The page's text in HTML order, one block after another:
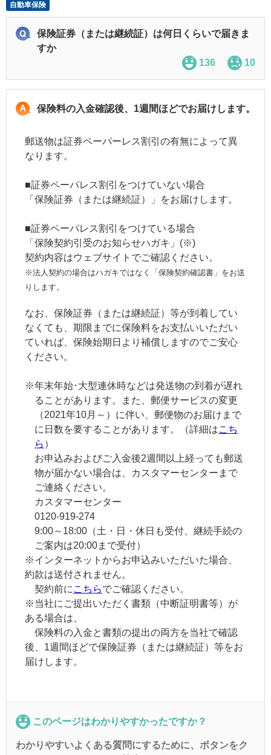
自動車保険
保険証券（または継続証）は何日くらいで届きま
すか
136
10
保険料の入金確認後、1週間ほどでお届けします。
郵送物は証券ペーパーレス割引の有無によって異
なります。
■証券ペーパレス割引をつけていない場合
「保険証券（または継続証）」をお届けします。
■証券ペーパレス割引をつけている場合
「保険契約引受のお知らせハガキ」(※)
契約内容はウェブサイトでご確認ください。
※法人契約の場合はハガキではなく「保険契約確認書」をお送
りします。
なお、保険証券（または継続証）等が到着してい
なくても、期限までに保険料をお支払いいただい
ていれば、保険始期日より補償しますのでご安心
ください。
※年末年始･大型連休時などは発送物の到着が遅れ
ることがあります。また、郵便サービスの変更
（2021年10月～）に伴い、郵便物のお届けまで
に日数を要することがあります。（詳細はこち
ら ）
お申込みおよびご入金後2週間以上経っても郵送
物が届かない場合は、カスタマーセンターまで
ご連絡ください。
カスタマーセンター
0120-919-274
9:00～18:00（土・日・休日も受付、継続手続の
ご案内は20:00まで受付）
※インターネットからお申込みいただいた場合、
約款は送付されません。
契約前に こちらでご確認ください。
※当社にご提出いただく書類（中断証明書等）が
ある場合は、
保険料の入金と書類の提出の両方を当社で確認
後、1週間ほどで保険証券（または継続証）等をお
届けします。
このページはわかりやすかったですか？
わかりやすいよくある質問にするために、ボタンをク